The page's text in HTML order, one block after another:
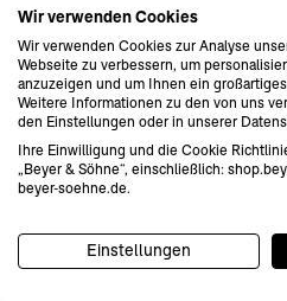
Wir verwenden Cookies
Wir verwenden Cookies zur Analyse
Webseite zu verbessern, um
anzuzeigen und um Ihnen ein
Weitere Informationen zu den von uns
den Einstellungen oder in unserer
Ihre Einwilligung und die Cookie
„Beyer & Söhne“, einschließlich:
beyer-soehne.de.
Einstellungen